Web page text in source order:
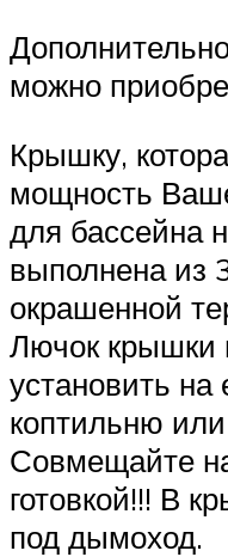
можно
Крышку,
мощность
для бассейна
выполнена из
окрашенной
Лючок крышки
установить на
коптильню
Совмещайте
готовкой!!! В
под дымоход.